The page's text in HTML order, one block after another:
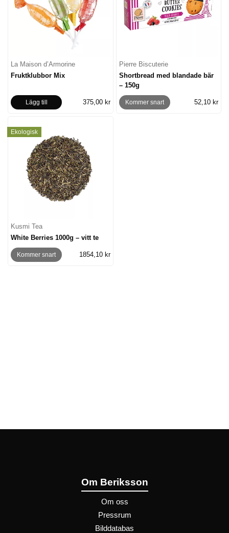
La Maison d’Armorine
Fruktklubbor Mix
Lägg till 375,00 kr
Pierre Biscuterie
Shortbread med blandade bär
– 150g
Kommer snart 52,10 kr
Ekologisk
Kusmi Tea
White Berries 1000g – vitt te
Kommer snart 1854,10 kr
Om Beriksson
Om oss
Pressrum
Bilddatabas